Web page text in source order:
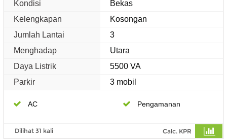
Kondisi
Bekas
Kelengkapan
Kosongan
Jumlah Lantai
3
Menghadap
Utara
Daya Listrik
5500 VA
Parkir
3 mobil
AC Pengamanan
Dilihat 31 kali Calc. KPR